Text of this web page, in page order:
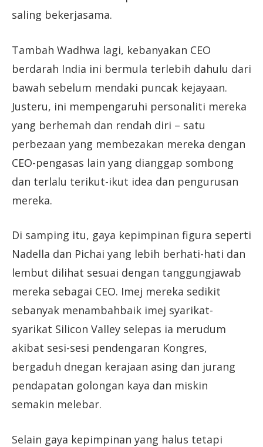
saling bekerjasama.
Tambah Wadhwa lagi, kebanyakan CEO
berdarah India ini bermula terlebih dahulu dari
bawah sebelum mendaki puncak kejayaan.
Justeru, ini mempengaruhi personaliti mereka
yang berhemah dan rendah diri – satu
perbezaan yang membezakan mereka dengan
CEO-pengasas lain yang dianggap sombong
dan terlalu terikut-ikut idea dan pengurusan
mereka.
Di samping itu, gaya kepimpinan figura seperti
Nadella dan Pichai yang lebih berhati-hati dan
lembut dilihat sesuai dengan tanggungjawab
mereka sebagai CEO. Imej mereka sedikit
sebanyak menambahbaik imej syarikat-
syarikat Silicon Valley selepas ia merudum
akibat sesi-sesi pendengaran Kongres,
bergaduh dnegan kerajaan asing dan jurang
pendapatan golongan kaya dan miskin
semakin melebar.
Selain gaya kepimpinan yang halus tetapi